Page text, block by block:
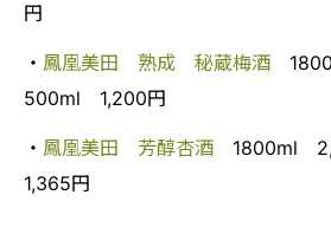
円
・ 鳳凰美田 熟成 秘蔵梅酒
500ml 1,200円
・ 鳳凰美田 芳醇杏酒 1800ml
1,365円